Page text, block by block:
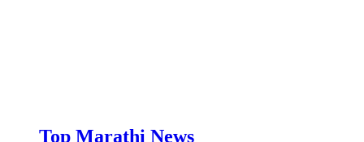
Top Marathi News